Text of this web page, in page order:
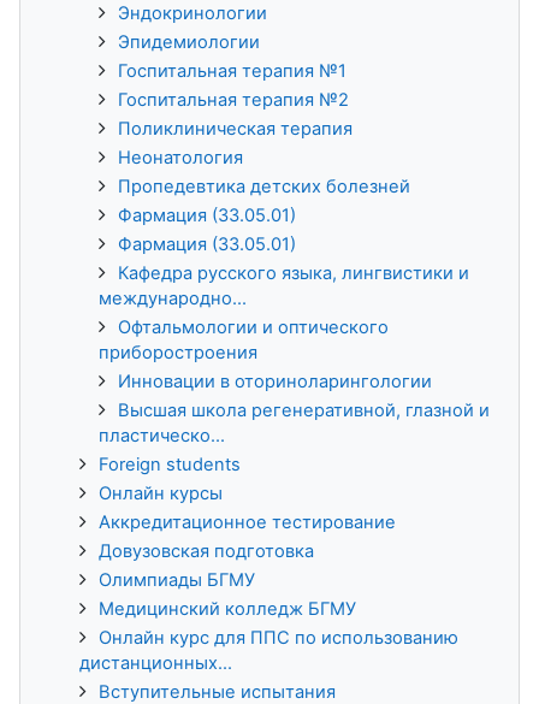
Эндокринологии
Эпидемиологии
Госпитальная терапия №1
Госпитальная терапия №2
Поликлиническая терапия
Неонатология
Пропедевтика детских болезней
Фармация (33.05.01)
Фармация (33.05.01)
Кафедра русского языка, лингвистики и
международно...
Офтальмологии и оптического
приборостроения
Инновации в оториноларингологии
Высшая школа регенеративной, глазной и
пластическо...
Foreign students
Онлайн курсы
Аккредитационное тестирование
Довузовская подготовка
Олимпиады БГМУ
Медицинский колледж БГМУ
Онлайн курс для ППС по использованию
дистанционных...
Вступительные испытания